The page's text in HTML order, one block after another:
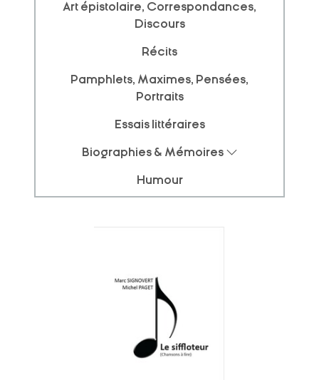
Art épistolaire, Correspondances,
Discours
Récits
Pamphlets, Maximes, Pensées,
Portraits
Essais littéraires
Biographies & Mémoires
Humour